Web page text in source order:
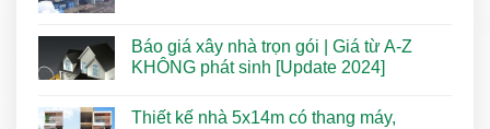
Báo giá xây nhà trọn gói | Giá từ A-Z
KHÔNG phát sinh [Update 2024]
Thiết kế nhà 5x14m có thang máy,